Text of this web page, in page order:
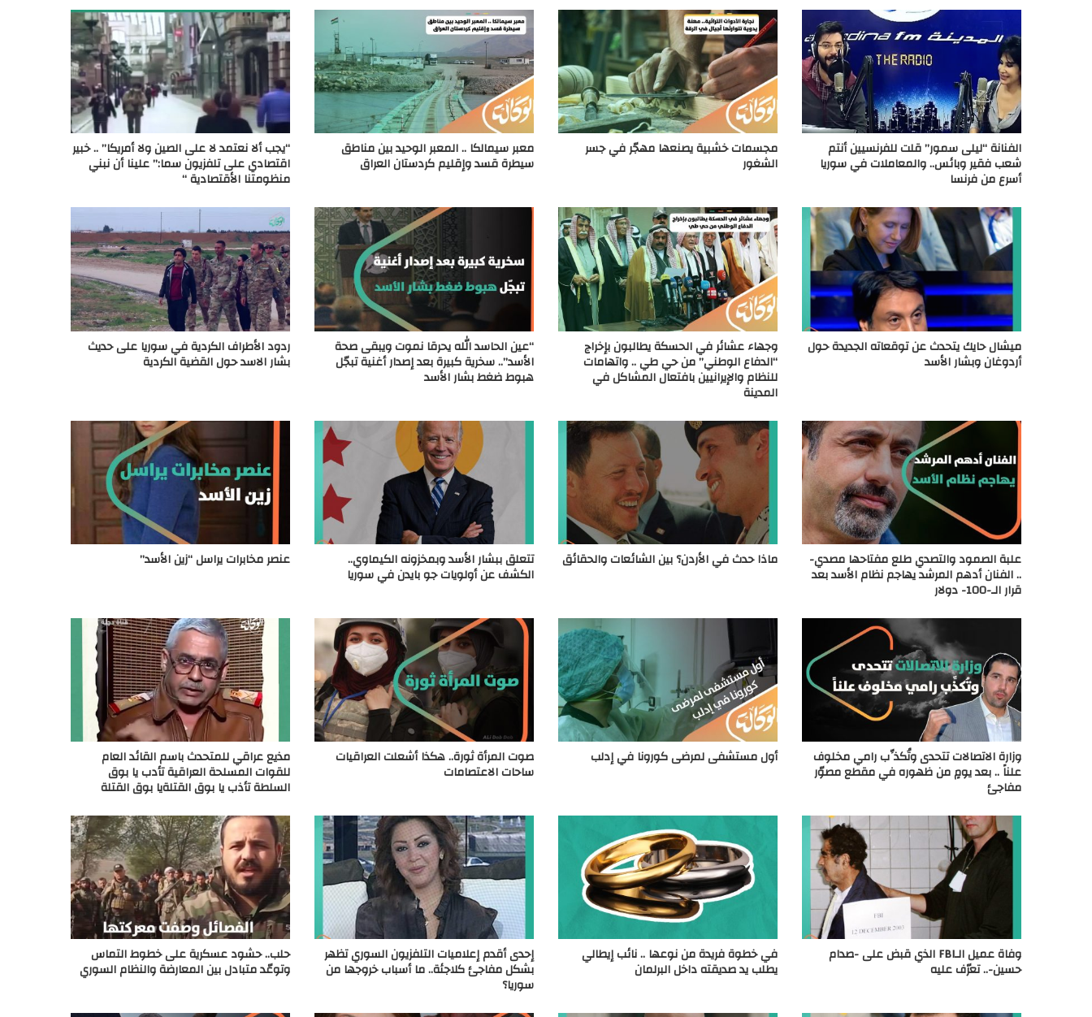
الفنانة “ليلى سمور” قلت للفرنسيين أنتم
شعب فقير وبائس.. والمعاملات في سوريا
أسرع من فرنسا
مجسمات خشبية يصنعها مهجّر في جسر
الشغور
معبر سيمالكا .. المعبر الوحيد بين مناطق
سيطرة قسد وإقليم كردستان العراق
“يجب ألا نعتمد لا على الصين ولا أمريكا” .. خبير
اقتصادي على تلفزيون سما:” علينا أن نبني
منظومتنا الأقتصادية “
ميشال حايك يتحدث عن توقعاته الجديدة حول
أردوغان وبشار الأسد
وجهاء عشائر في الحسكة يطالبون بإخراج
“الدفاع الوطني” من حي طي .. واتهامات
للنظام والإيرانيين بافتعال المشاكل في
المدينة
“عين الحاسد الله يحرقا نموت ويبقى صحة
الأسد”.. سخرية كبيرة بعد إصدار أغنية تبجّل
هبوط ضغط بشار الأسد
ردود الأطراف الكردية في سوريا على حديث
بشار الاسد حول القضية الكردية
علبة الصمود والتصدي طلع مفتاحها مصدي-
.. الفنان أدهم المرشد يهاجم نظام الأسد بعد
قرار الـ-100- دولار
ماذا حدث في الأردن؟ بين الشائعات والحقائق تتعلق ببشار الأسد وبمخزونه الكيماوي..
الكشف عن أولويات جو بايدن في سوريا
عنصر مخابرات يراسل “زين الأسد”
وزارة الاتصالات تتحدى وتُكذِّب رامي مخلوف
علناً .. بعد يومٍ من ظهوره في مقطع مصوّر
مفاجئ
أول مستشفى لمرضى كورونا في إدلب صوت المرأة ثورة.. هكذا أشعلت العراقيات
ساحات الاعتصامات
مذيع عراقي للمتحدث باسم القائد العام
للقوات المسلحة العراقية تأدب يا بوق
السلطة تأذب يا بوق القتلةيا بوق القتلة
وفاة عميل الـFBI الذي قبض على -صدام
حسين-.. تعرّف عليه
في خطوة فريدة من نوعها .. نائب إيطالي
يطلب يد صديقته داخل البرلمان
إحدى أقدم إعلاميات التلفزيون السوري تظهر
بشكل مفاجئ كلاجئة.. ما أسباب خروجها من
سوريا؟
حلب.. حشود عسكرية على خطوط التماس
وتوعّد متبادل بين المعارضة والنظام السوري